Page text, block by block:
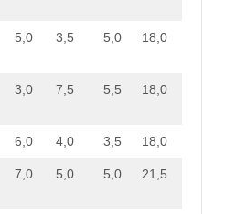
5,0 3,5 5,0 18,0
3,0 7,5 5,5 18,0
6,0 4,0 3,5 18,0
7,0 5,0 5,0 21,5